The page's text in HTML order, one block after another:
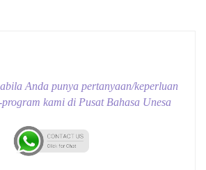
Anda punya pertanyaan/keperluan
kami di Pusat Bahasa Unesa